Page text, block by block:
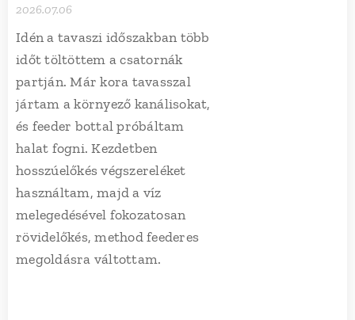
2026.07.06
Idén a tavaszi időszakban több
időt töltöttem a csatornák
partján. Már kora tavasszal
jártam a környező kanálisokat,
és feeder bottal próbáltam
halat fogni. Kezdetben
hosszúelőkés végszereléket
használtam, majd a víz
melegedésével fokozatosan
rövidelőkés, method feederes
megoldásra váltottam.